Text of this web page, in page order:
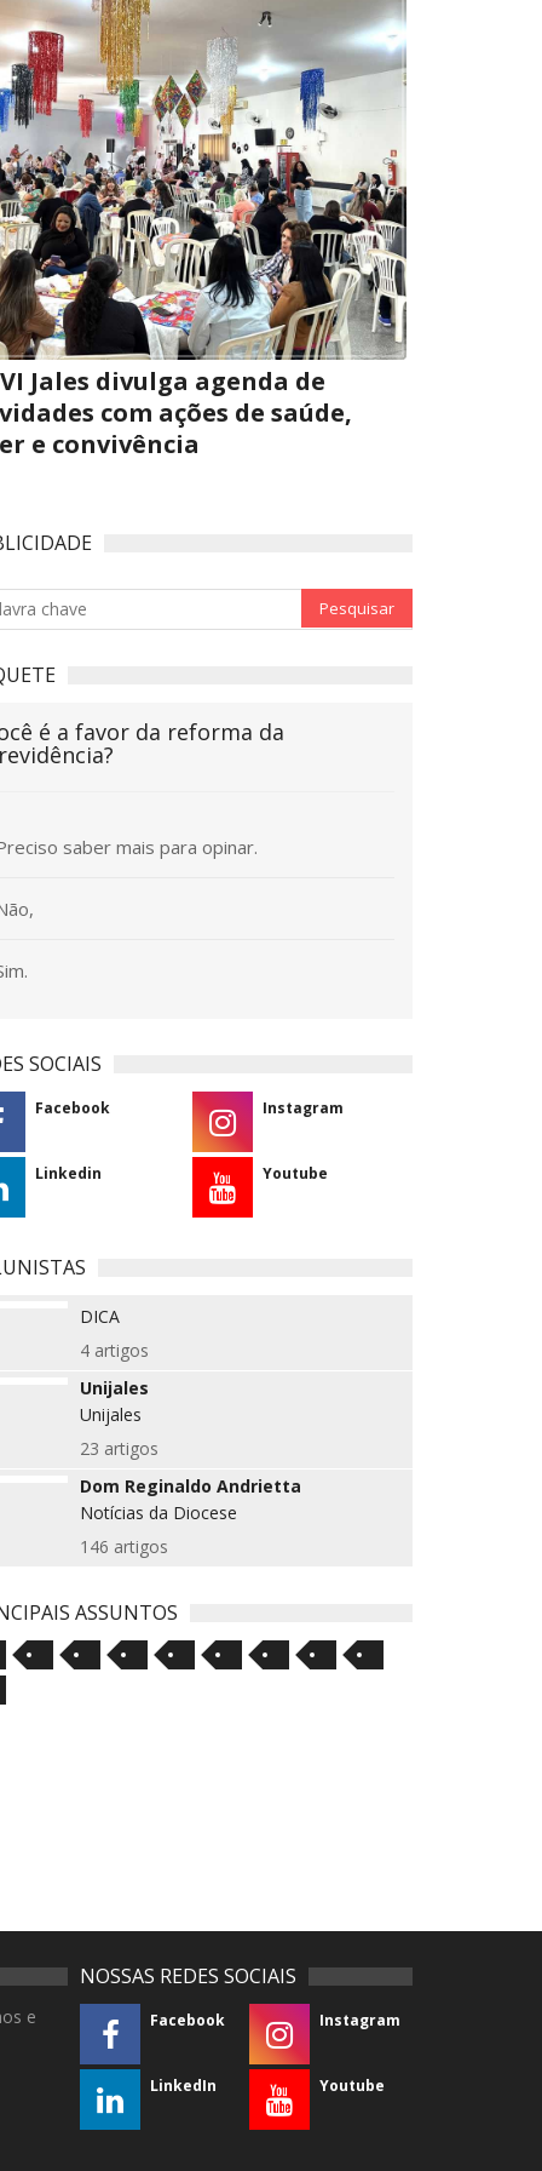
Jales divulga agenda de
com ações de saúde,
e convivência
é a favor da reforma da
saber mais para opinar.
SOCIAIS
Facebook Instagram
Linkedin Youtube
DICA
4 artigos
Unijales
Unijales
23 artigos
Dom Reginaldo Andrietta
Notícias da Diocese
146 artigos
ASSUNTOS
e
NOSSAS REDES SOCIAIS
Facebook Instagram
LinkedIn Youtube